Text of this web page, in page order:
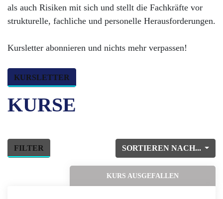
als auch Risiken mit sich und stellt die Fachkräfte vor
strukturelle, fachliche und personelle Herausforderungen.
Kursletter abonnieren und nichts mehr verpassen!
KURSLETTER
KURSE
SORTIEREN NACH...
FILTER
KURS AUSGEFALLEN